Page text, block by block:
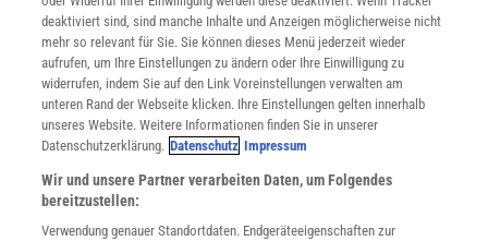
Nutzungsbedingungen
Cookie-Einstellungen
Utiq verwalten
Nutzungsbasierte Onlinewerbung
Alle Artikel
Impressum
Angebote für Schulen
Angebote für Institutionen
Sprachen lernen mit Gymglish
deaktiviert sind, sind manche Inhalte und Anzeigen möglicherweise nicht
mehr so relevant für Sie. Sie können dieses Menü jederzeit wieder
aufrufen, um Ihre Einstellungen zu ändern oder Ihre Einwilligung zu
widerrufen, indem Sie auf den Link Voreinstellungen verwalten am
unteren Rand der Webseite klicken. Ihre Einstellungen gelten innerhalb
unseres Website. Weitere Informationen finden Sie in unserer
Datenschutzerklärung. Datenschutz Impressum
Wir und unsere Partner verarbeiten Daten, um Folgendes
bereitzustellen:
Verwendung genauer Standortdaten. Endgeräteeigenschaften zur